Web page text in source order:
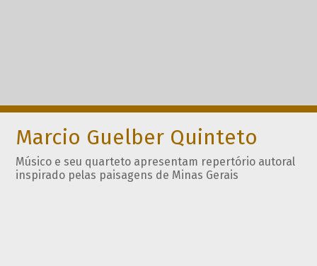
Marcio Guelber Quinteto
Músico e seu quarteto apresentam repertório autoral
inspirado pelas paisagens de Minas Gerais